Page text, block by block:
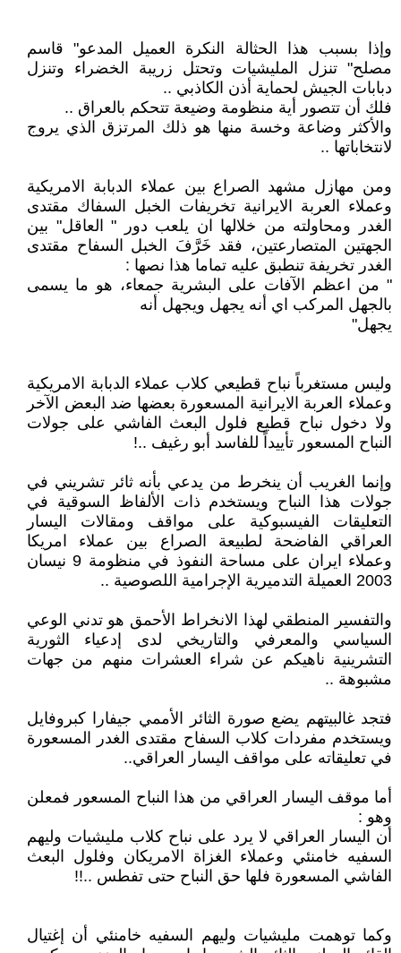
وإذا بسبب هذا الحثالة النكرة العميل المدعو" قاسم
مصلح" تنزل المليشيات وتحتل زريبة الخضراء وتنزل
دبابات الجيش لحماية أذن الكاذبي ..
فلك أن تتصور أية منظومة وضيعة تتحكم بالعراق ..
والأكثر وضاعة وخسة منها هو ذلك المرتزق الذي يروج
لانتخاباتها ..
ومن مهازل مشهد الصراع بين عملاء الدبابة الامريكية
وعملاء العربة الايرانية تخريفات الخبل السفاك مقتدى
الغدر ومحاولته من خلالها ان يلعب دور " العاقل" بين
الجهتين المتصارعتين، فقد خَرَّفَ الخبل السفاح مقتدى
الغدر تخريفة تنطبق عليه تماما هذا نصها :
" من اعظم الآفات على البشرية جمعاء، هو ما يسمى
بالجهل المركب اي أنه يجهل ويجهل أنه
يجهل"
وليس مستغرباً نباح قطيعي كلاب عملاء الدبابة الامريكية
وعملاء العربة الايرانية المسعورة بعضها ضد البعض الآخر
ولا دخول نباح قطيع فلول البعث الفاشي على جولات
النباح المسعور تأييداً للفاسد أبو رغيف ..!
وإنما الغريب أن ينخرط من يدعي بأنه ثائر تشريني في
جولات هذا النباح ويستخدم ذات الألفاظ السوقية في
التعليقات الفيسبوكية على مواقف ومقالات اليسار
العراقي الفاضحة لطبيعة الصراع بين عملاء امريكا
وعملاء ايران على مساحة النفوذ في منظومة 9 نيسان
2003 العميلة التدميرية الإجرامية اللصوصية ..
والتفسير المنطقي لهذا الانخراط الأحمق هو تدني الوعي
السياسي والمعرفي والتاريخي لدى إدعياء الثورية
التشرينية ناهيكم عن شراء العشرات منهم من جهات
مشبوهة ..
فتجد غالبيتهم يضع صورة الثائر الأممي جيفارا كبروفايل
ويستخدم مفردات كلاب السفاح مقتدى الغدر المسعورة
في تعليقاته على مواقف اليسار العراقي..
أما موقف اليسار العراقي من هذا النباح المسعور فمعلن
وهو :
أن اليسار العراقي لا يرد على نباح كلاب مليشيات وليهم
السفيه خامنئي وعملاء الغزاة الامريكان وفلول البعث
الفاشي المسعورة فلها حق النباح حتى تفطس ..!!
وكما توهمت مليشيات وليهم السفيه خامنئي أن إغتيال